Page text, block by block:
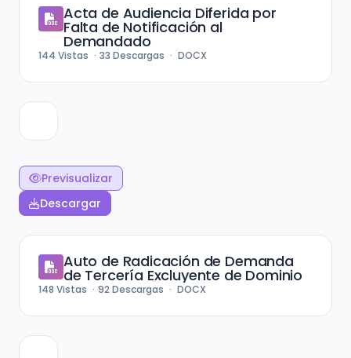
Acta de Audiencia Diferida por
Falta de Notificación al
Demandado
144 Vistas 33 Descargas DOCX
Previsualizar
Descargar
Auto de Radicación de Demanda
de Tercería Excluyente de Dominio
148 Vistas 92 Descargas DOCX